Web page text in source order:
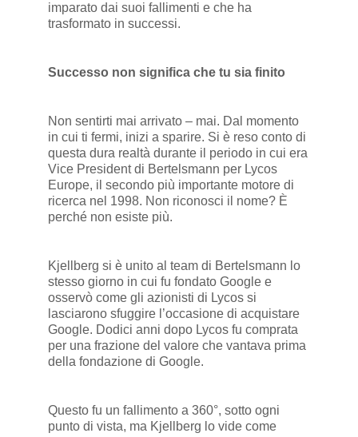
imparato dai suoi fallimenti e che ha
trasformato in successi.
Successo non significa che tu sia finito
Non sentirti mai arrivato – mai. Dal momento
in cui ti fermi, inizi a sparire. Si è reso conto di
questa dura realtà durante il periodo in cui era
Vice President di Bertelsmann per Lycos
Europe, il secondo più importante motore di
ricerca nel 1998. Non riconosci il nome? È
perché non esiste più.
Kjellberg si è unito al team di Bertelsmann lo
stesso giorno in cui fu fondato Google e
osservò come gli azionisti di Lycos si
lasciarono sfuggire l’occasione di acquistare
Google. Dodici anni dopo Lycos fu comprata
per una frazione del valore che vantava prima
della fondazione di Google.
Questo fu un fallimento a 360°, sotto ogni
punto di vista, ma Kjellberg lo vide come